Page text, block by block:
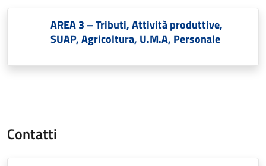
AREA 3 – Tributi, Attività produttive,
SUAP, Agricoltura, U.M.A, Personale
Contatti